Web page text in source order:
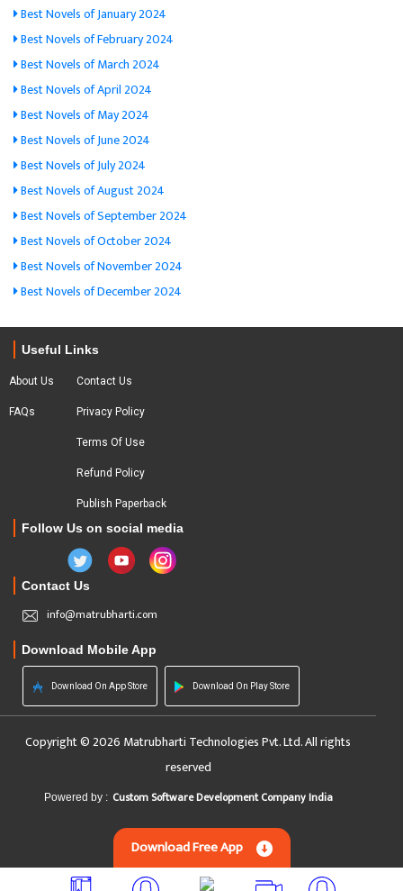
Best Novels of January 2024
Best Novels of February 2024
Best Novels of March 2024
Best Novels of April 2024
Best Novels of May 2024
Best Novels of June 2024
Best Novels of July 2024
Best Novels of August 2024
Best Novels of September 2024
Best Novels of October 2024
Best Novels of November 2024
Best Novels of December 2024
Useful Links
About Us
FAQs
Contact Us
Privacy Policy
Terms Of Use
Refund Policy
Publish Paperback
Follow Us on social media
Contact Us
info@matrubharti.com
Download Mobile App
Download On App Store Download On Play Store
Copyright © 2026 Matrubharti Technologies Pvt. Ltd. All rights
reserved
Powered by : Custom Software Development Company India
Download Free App